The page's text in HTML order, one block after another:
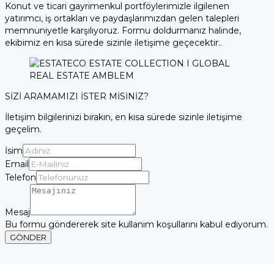
Konut ve ticari gayrimenkul portföylerimizle ilgilenen
yatırımcı, iş ortakları ve paydaşlarımızdan gelen talepleri
memnuniyetle karşılıyoruz. Formu doldurmanız halinde,
ekibimiz en kısa sürede sizinle iletişime geçecektir..
SİZİ ARAMAMIZI İSTER MİSİNİZ?
İletişim bilgilerinizi bırakın, en kısa sürede sizinle iletişime
geçelim.
İsim
Email
Telefon
Mesaj
Bu formu göndererek site kullanım koşullarını kabul ediyorum.
GÖNDER